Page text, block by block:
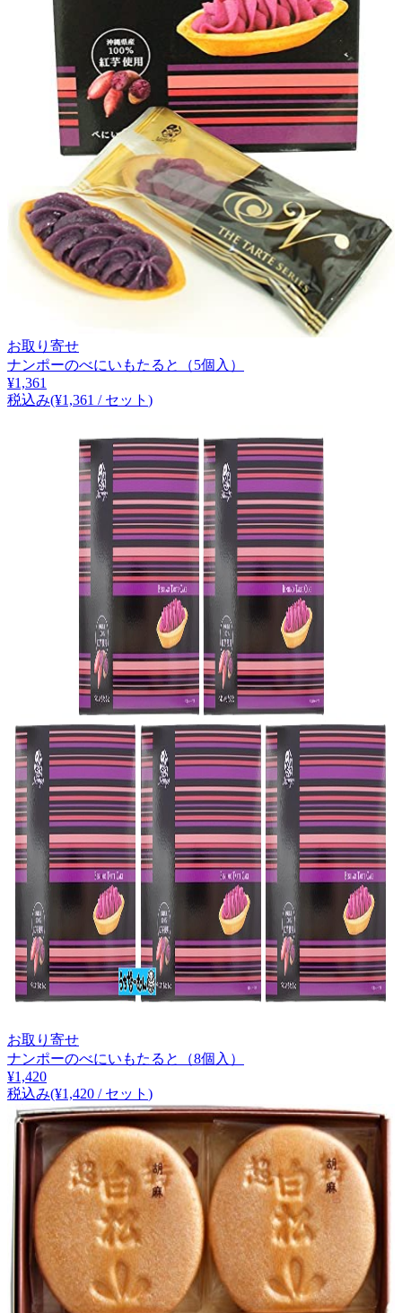
お取り寄せ
ナンポーのべにいもたると（5個入）
¥1,361
税込み(¥1,361 / セット )
お取り寄せ
ナンポーのべにいもたると（8個入）
¥1,420
税込み(¥1,420 / セット )